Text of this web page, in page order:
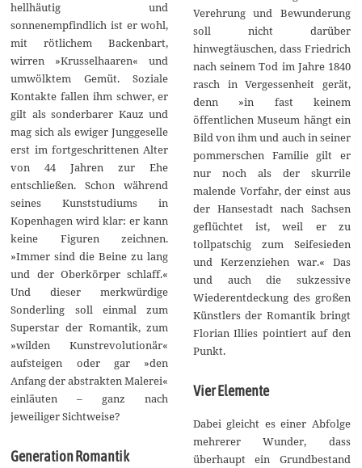
hellhäutig und
sonnenempfindlich ist er wohl,
mit rötlichem Backenbart,
wirren »Krusselhaaren« und
umwölktem Gemüt. Soziale
Kontakte fallen ihm schwer, er
gilt als sonderbarer Kauz und
mag sich als ewiger Junggeselle
erst im fortgeschrittenen Alter
von 44 Jahren zur Ehe
entschließen. Schon während
seines Kunststudiums in
Kopenhagen wird klar: er kann
keine Figuren zeichnen.
»Immer sind die Beine zu lang
und der Oberkörper schlaff.«
Und dieser merkwürdige
Sonderling soll einmal zum
Superstar der Romantik, zum
»wilden Kunstrevolutionär«
aufsteigen oder gar »den
Anfang der abstrakten Malerei«
einläuten – ganz nach
jeweiliger Sichtweise?
Generation Romantik
Verehrung und Bewunderung
soll nicht darüber
hinwegtäuschen, dass Friedrich
nach seinem Tod im Jahre 1840
rasch in Vergessenheit gerät,
denn »in fast keinem
öffentlichen Museum hängt ein
Bild von ihm und auch in seiner
pommerschen Familie gilt er
nur noch als der skurrile
malende Vorfahr, der einst aus
der Hansestadt nach Sachsen
geflüchtet ist, weil er zu
tollpatschig zum Seifesieden
und Kerzenziehen war.« Das
und auch die sukzessive
Wiederentdeckung des großen
Künstlers der Romantik bringt
Florian Illies pointiert auf den
Punkt.
Vier Elemente
Dabei gleicht es einer Abfolge
mehrerer Wunder, dass
überhaupt ein Grundbestand